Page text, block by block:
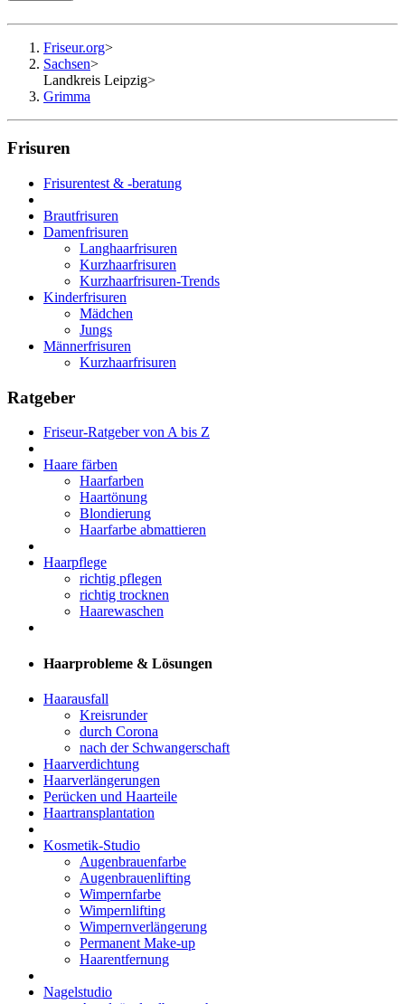
Friseur.org>
Sachsen>
Landkreis Leipzig>
Grimma
Frisuren
Frisurentest & -beratung
Brautfrisuren
Damenfrisuren
Langhaarfrisuren
Kurzhaarfrisuren
Kurzhaarfrisuren-Trends
Kinderfrisuren
Mädchen
Jungs
Männerfrisuren
Kurzhaarfrisuren
Ratgeber
Friseur-Ratgeber von A bis Z
Haare färben
Haarfarben
Haartönung
Blondierung
Haarfarbe abmattieren
Haarpflege
richtig pflegen
richtig trocknen
Haarewaschen
Haarprobleme & Lösungen
Haarausfall
Kreisrunder
durch Corona
nach der Schwangerschaft
Haarverdichtung
Haarverlängerungen
Perücken und Haarteile
Haartransplantation
Kosmetik-Studio
Augenbrauenfarbe
Augenbrauenlifting
Wimpernfarbe
Wimpernlifting
Wimpernverlängerung
Permanent Make-up
Haarentfernung
Nagelstudio